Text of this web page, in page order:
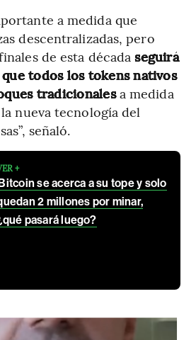
a medida que
descentralizadas, pero
de esta décadaseguirá
todos los tokens nativos
tradicionalesa medida
nueva tecnología del
señaló.
+
Bitcoin se acerca a su tope y solo
2 millones por minar,
pasará luego?